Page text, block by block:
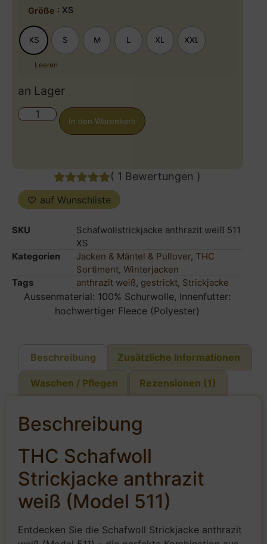
Größe : XS
XS S M L XL XXL
Leeren
an Lager
In den Warenkorb
( 1 Bewertungen )
auf Wunschliste
SKU
Schafwollstrickjacke anthrazit weiß 511
XS
Kategorien
Jacken & Mäntel & Pullover, THC
Sortiment, Winterjacken
Tags
anthrazit weiß, gestrickt, Strickjacke
Aussenmaterial: 100% Schurwolle, Innenfutter:
hochwertiger Fleece (Polyester)
Beschreibung Zusätzliche Informationen
Waschen / Pflegen Rezensionen (1)
Beschreibung
THC Schafwoll
Strickjacke anthrazit
weiß (Model 511)
Entdecken Sie die Schafwoll Strickjacke anthrazit